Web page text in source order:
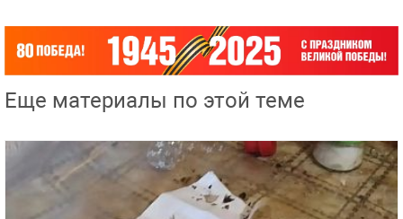
Еще материалы по этой теме